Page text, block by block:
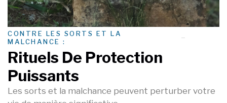
CONTRE LES SORTS ET LA
MALCHANCE :
Rituels De Protection
Puissants
Les sorts et la malchance peuvent perturber votre